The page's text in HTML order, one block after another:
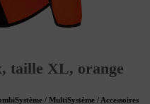
taille XL, orange
/ MultiSystème / Accessoires